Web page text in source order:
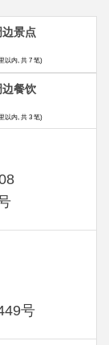
号
边景点
以内, 共 7 笔)
边餐饮
以内, 共 3 笔)